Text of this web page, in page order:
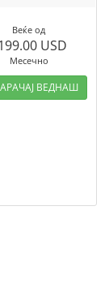
Веќе од
USD
Месечно
ВЕДНАШ